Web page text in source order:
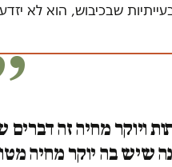
שבכיבוש, הוא לא
ויוקר מחיה זה
שיש בה יוקר מחיה